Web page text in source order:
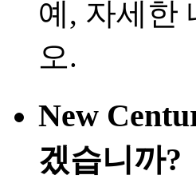
예, 자세한
오.
New
겠습니까?